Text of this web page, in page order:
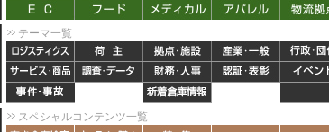
テーマ一覧
スペシャルコンテンツ一覧